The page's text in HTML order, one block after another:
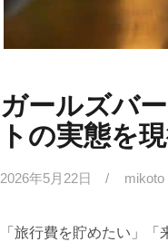
ガールズバ
トの実態を
2026年5月22日 mikoto
「旅行費を貯めたい」